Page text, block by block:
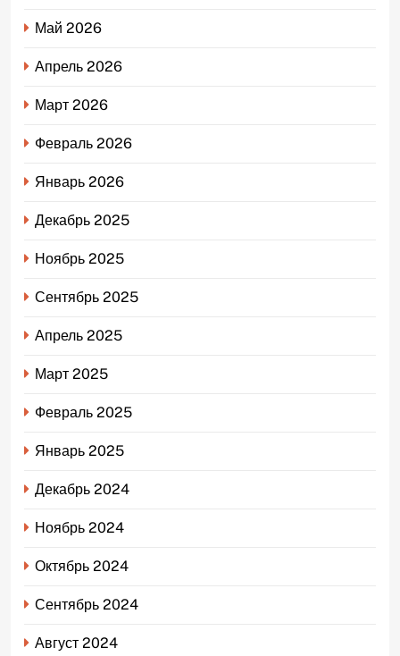
Май 2026
Апрель 2026
Март 2026
Февраль 2026
Январь 2026
Декабрь 2025
Ноябрь 2025
Сентябрь 2025
Апрель 2025
Март 2025
Февраль 2025
Январь 2025
Декабрь 2024
Ноябрь 2024
Октябрь 2024
Сентябрь 2024
Август 2024